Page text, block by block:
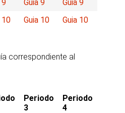
9 Guia 9
Guia 9
10 Guia 10 Guia 10
correspondiente al
Periodo
3
Periodo
4